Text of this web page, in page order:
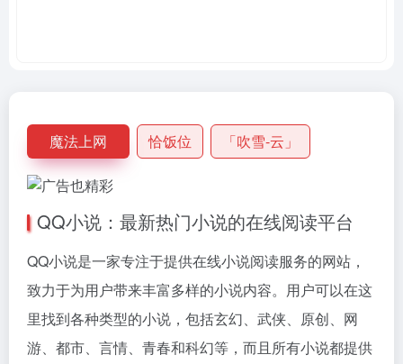
魔法上网 恰饭位 「吹雪-云」
QQ小说：最新热门小说的在线阅读平台
QQ小说是一家专注于提供在线小说阅读服务的网站，
致力于为用户带来丰富多样的小说内容。用户可以在这
里找到各种类型的小说，包括玄幻、武侠、原创、网
游、都市、言情、青春和科幻等，而且所有小说都提供